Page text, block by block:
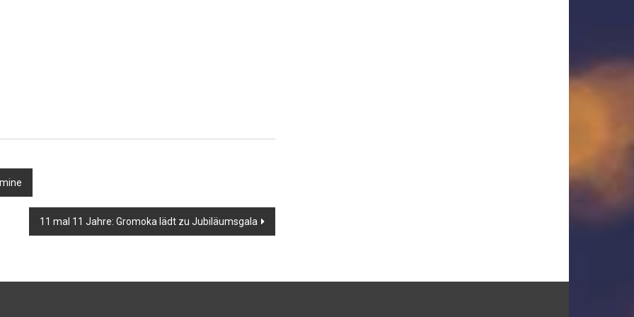
11 mal 11 Jahre: Gromoka lädt zu Jubiläumsgala